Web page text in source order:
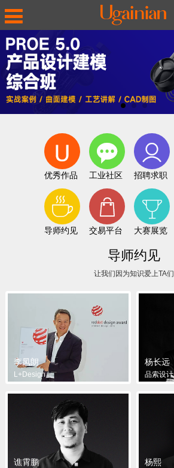
优秀作品 工业社区 招聘求职
导师约见 交易平台 大赛展览
导师约见
让我们因为知识爱上TA们
李凤朗
L+Design
杨长远
品索设计
谯霄鹏 杨熙